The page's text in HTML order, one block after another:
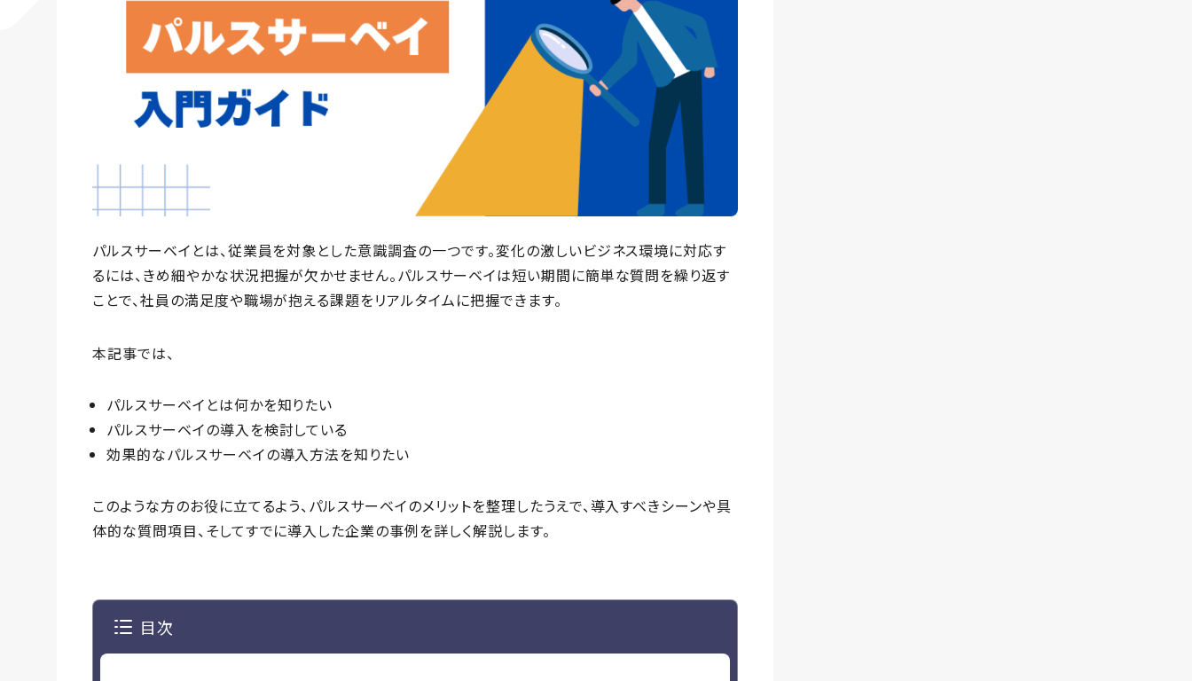
パルスサーベイとは、従業員を対象とした意識調査の一つです。変化の激しいビジネス環境に対応す
るには、きめ細やかな状況把握が欠かせません。パルスサーベイは短い期間に簡単な質問を繰り返す
ことで、社員の満足度や職場が抱える課題をリアルタイムに把握できます。
本記事では、
パルスサーベイとは何かを知りたい
パルスサーベイの導入を検討している
効果的なパルスサーベイの導入方法を知りたい
このような方のお役に立てるよう、パルスサーベイのメリットを整理したうえで、導入すべきシーンや具
体的な質問項目、そしてすでに導入した企業の事例を詳しく解説します。
目次